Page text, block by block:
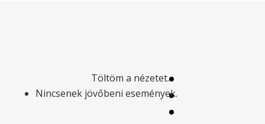
Töltöm a nézetet.
Nincsenek jövőbeni események.